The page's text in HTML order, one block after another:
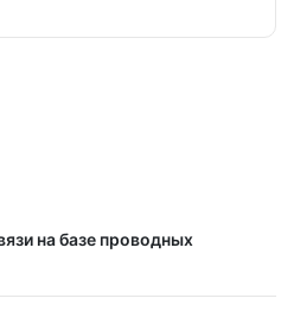
на базе проводных